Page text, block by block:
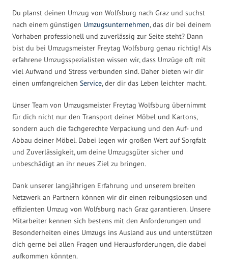
Du planst deinen Umzug von Wolfsburg nach Graz und suchst
nach einem günstigen Umzugsunternehmen, das dir bei deinem
Vorhaben professionell und zuverlässig zur Seite steht? Dann
bist du bei Umzugsmeister Freytag Wolfsburg genau richtig! Als
erfahrene Umzugsspezialisten wissen wir, dass Umzüge oft mit
viel Aufwand und Stress verbunden sind. Daher bieten wir dir
einen umfangreichen Service, der dir das Leben leichter macht.
Unser Team von Umzugsmeister Freytag Wolfsburg übernimmt
für dich nicht nur den Transport deiner Möbel und Kartons,
sondern auch die fachgerechte Verpackung und den Auf- und
Abbau deiner Möbel. Dabei legen wir großen Wert auf Sorgfalt
und Zuverlässigkeit, um deine Umzugsgüter sicher und
unbeschädigt an ihr neues Ziel zu bringen.
Dank unserer langjährigen Erfahrung und unserem breiten
Netzwerk an Partnern können wir dir einen reibungslosen und
effizienten Umzug von Wolfsburg nach Graz garantieren. Unsere
Mitarbeiter kennen sich bestens mit den Anforderungen und
Besonderheiten eines Umzugs ins Ausland aus und unterstützen
dich gerne bei allen Fragen und Herausforderungen, die dabei
aufkommen könnten.